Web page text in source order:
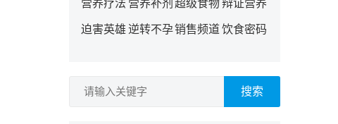
营养疗法 营养补剂 超级食物辩证营养
迫害英雄 逆转不孕销售频道饮食密码
搜索